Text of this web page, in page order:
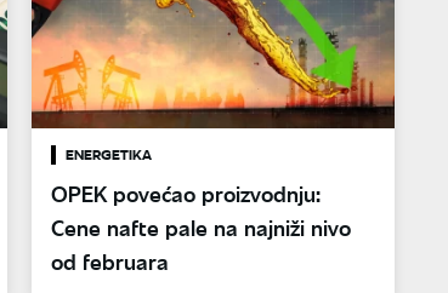
ENERGETIKA
OPEK povećao proizvodnju:
Cene nafte pale na najniži nivo
od februara